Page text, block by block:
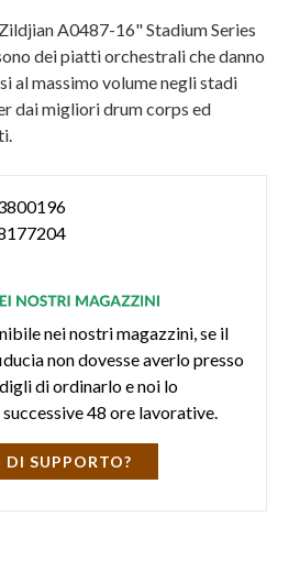
A0487-16" Stadium Series
dei piatti orchestrali che danno
al massimo volume negli stadi
dai migliori drum corps ed
nei nostri magazzini, se il
non dovesse averlo presso
di ordinarlo e noi lo
48 ore lavorative.
SUPPORTO?